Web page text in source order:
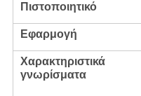
Πιστοποιητικό
Εφαρμογή
Χαρακτηριστικά
γνωρίσματα